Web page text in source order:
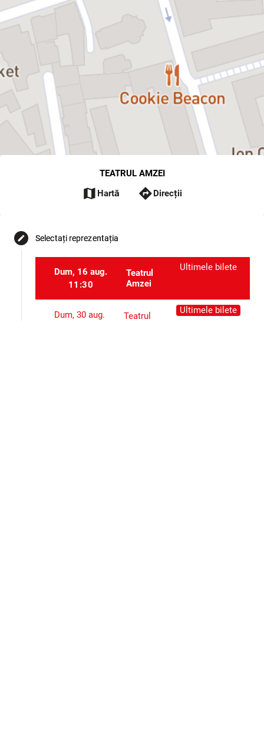
TEATRUL AMZEI
map Hartă directionsDirecții
edit Selectați reprezentația
Dum, 16 aug.
11:30
Teatrul
Amzei
Ultimele bilete
Dum, 30 aug.
Teatrul
Ultimele bilete